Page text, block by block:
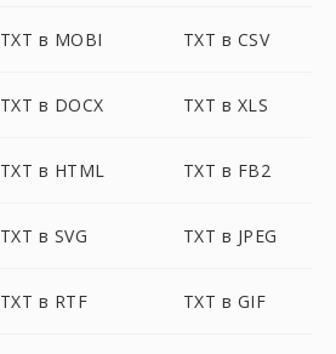
TXT в MOBI TXT в CSV
TXT в DOCX TXT в XLS
TXT в HTML TXT в FB2
TXT в SVG TXT в JPEG
TXT в RTF TXT в GIF